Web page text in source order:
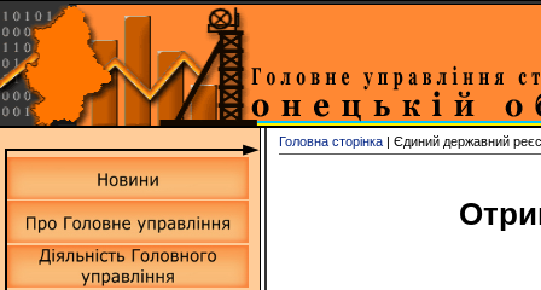
Головна сторінка | Єдиний державний